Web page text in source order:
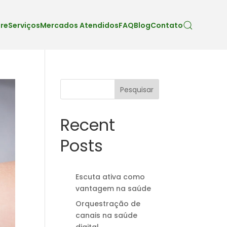
ServiçosMercados AtendidosFAQBlogContato
Pesquisar
Recent
Posts
Escuta ativa como
vantagem na saúde
Orquestração de
canais na saúde